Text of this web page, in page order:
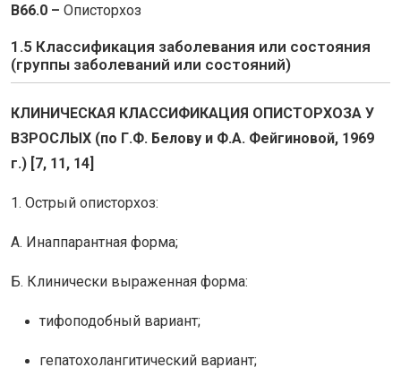
B66.0 – Описторхоз
1.5 Классификация заболевания или состояния
(группы заболеваний или состояний)
КЛИНИЧЕСКАЯ КЛАССИФИКАЦИЯ ОПИСТОРХОЗА У
ВЗРОСЛЫХ (по Г.Ф. Белову и Ф.А. Фейгиновой, 1969
г.) [7, 11, 14]
1. Острый описторхоз:
А. Инаппарантная форма;
Б. Клинически выраженная форма:
тифоподобный вариант;
гепатохолангитический вариант;